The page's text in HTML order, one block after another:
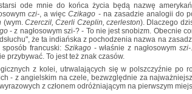
ode mnie do końca życia będą nazwę
czi-, a więcCzikago - na zasadzie analogii do
(wym.Czerczil, Czerli Czeplin, czerleston). Dlaczego
- z nagłosowym szi-? - To nie jest snobizm. Obecnie
że ta indiańska z pochodzenia nazwa na
francuski: Szikago - właśnie z nagłosowym szi-
przybywać. To jest też znak czasów.
z kolei, utrwalających się w polszczyźnie po
- z angielskim na czele, bezwzględnie za
z członem odróżniającym na pierwszym